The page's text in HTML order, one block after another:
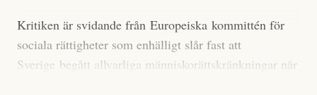
marginal”, skriver han.
Styrkan i El Niño går att förutspå genom att mäta
Kritiken är svidande från Europeiska kommittén för
sociala rättigheter som enhälligt slår fast att
Sverige begått allvarliga människorättskränkningar när